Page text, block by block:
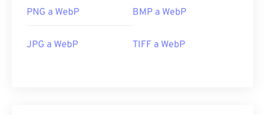
PNG a WebP BMP a WebP
JPG a WebP TIFF a WebP